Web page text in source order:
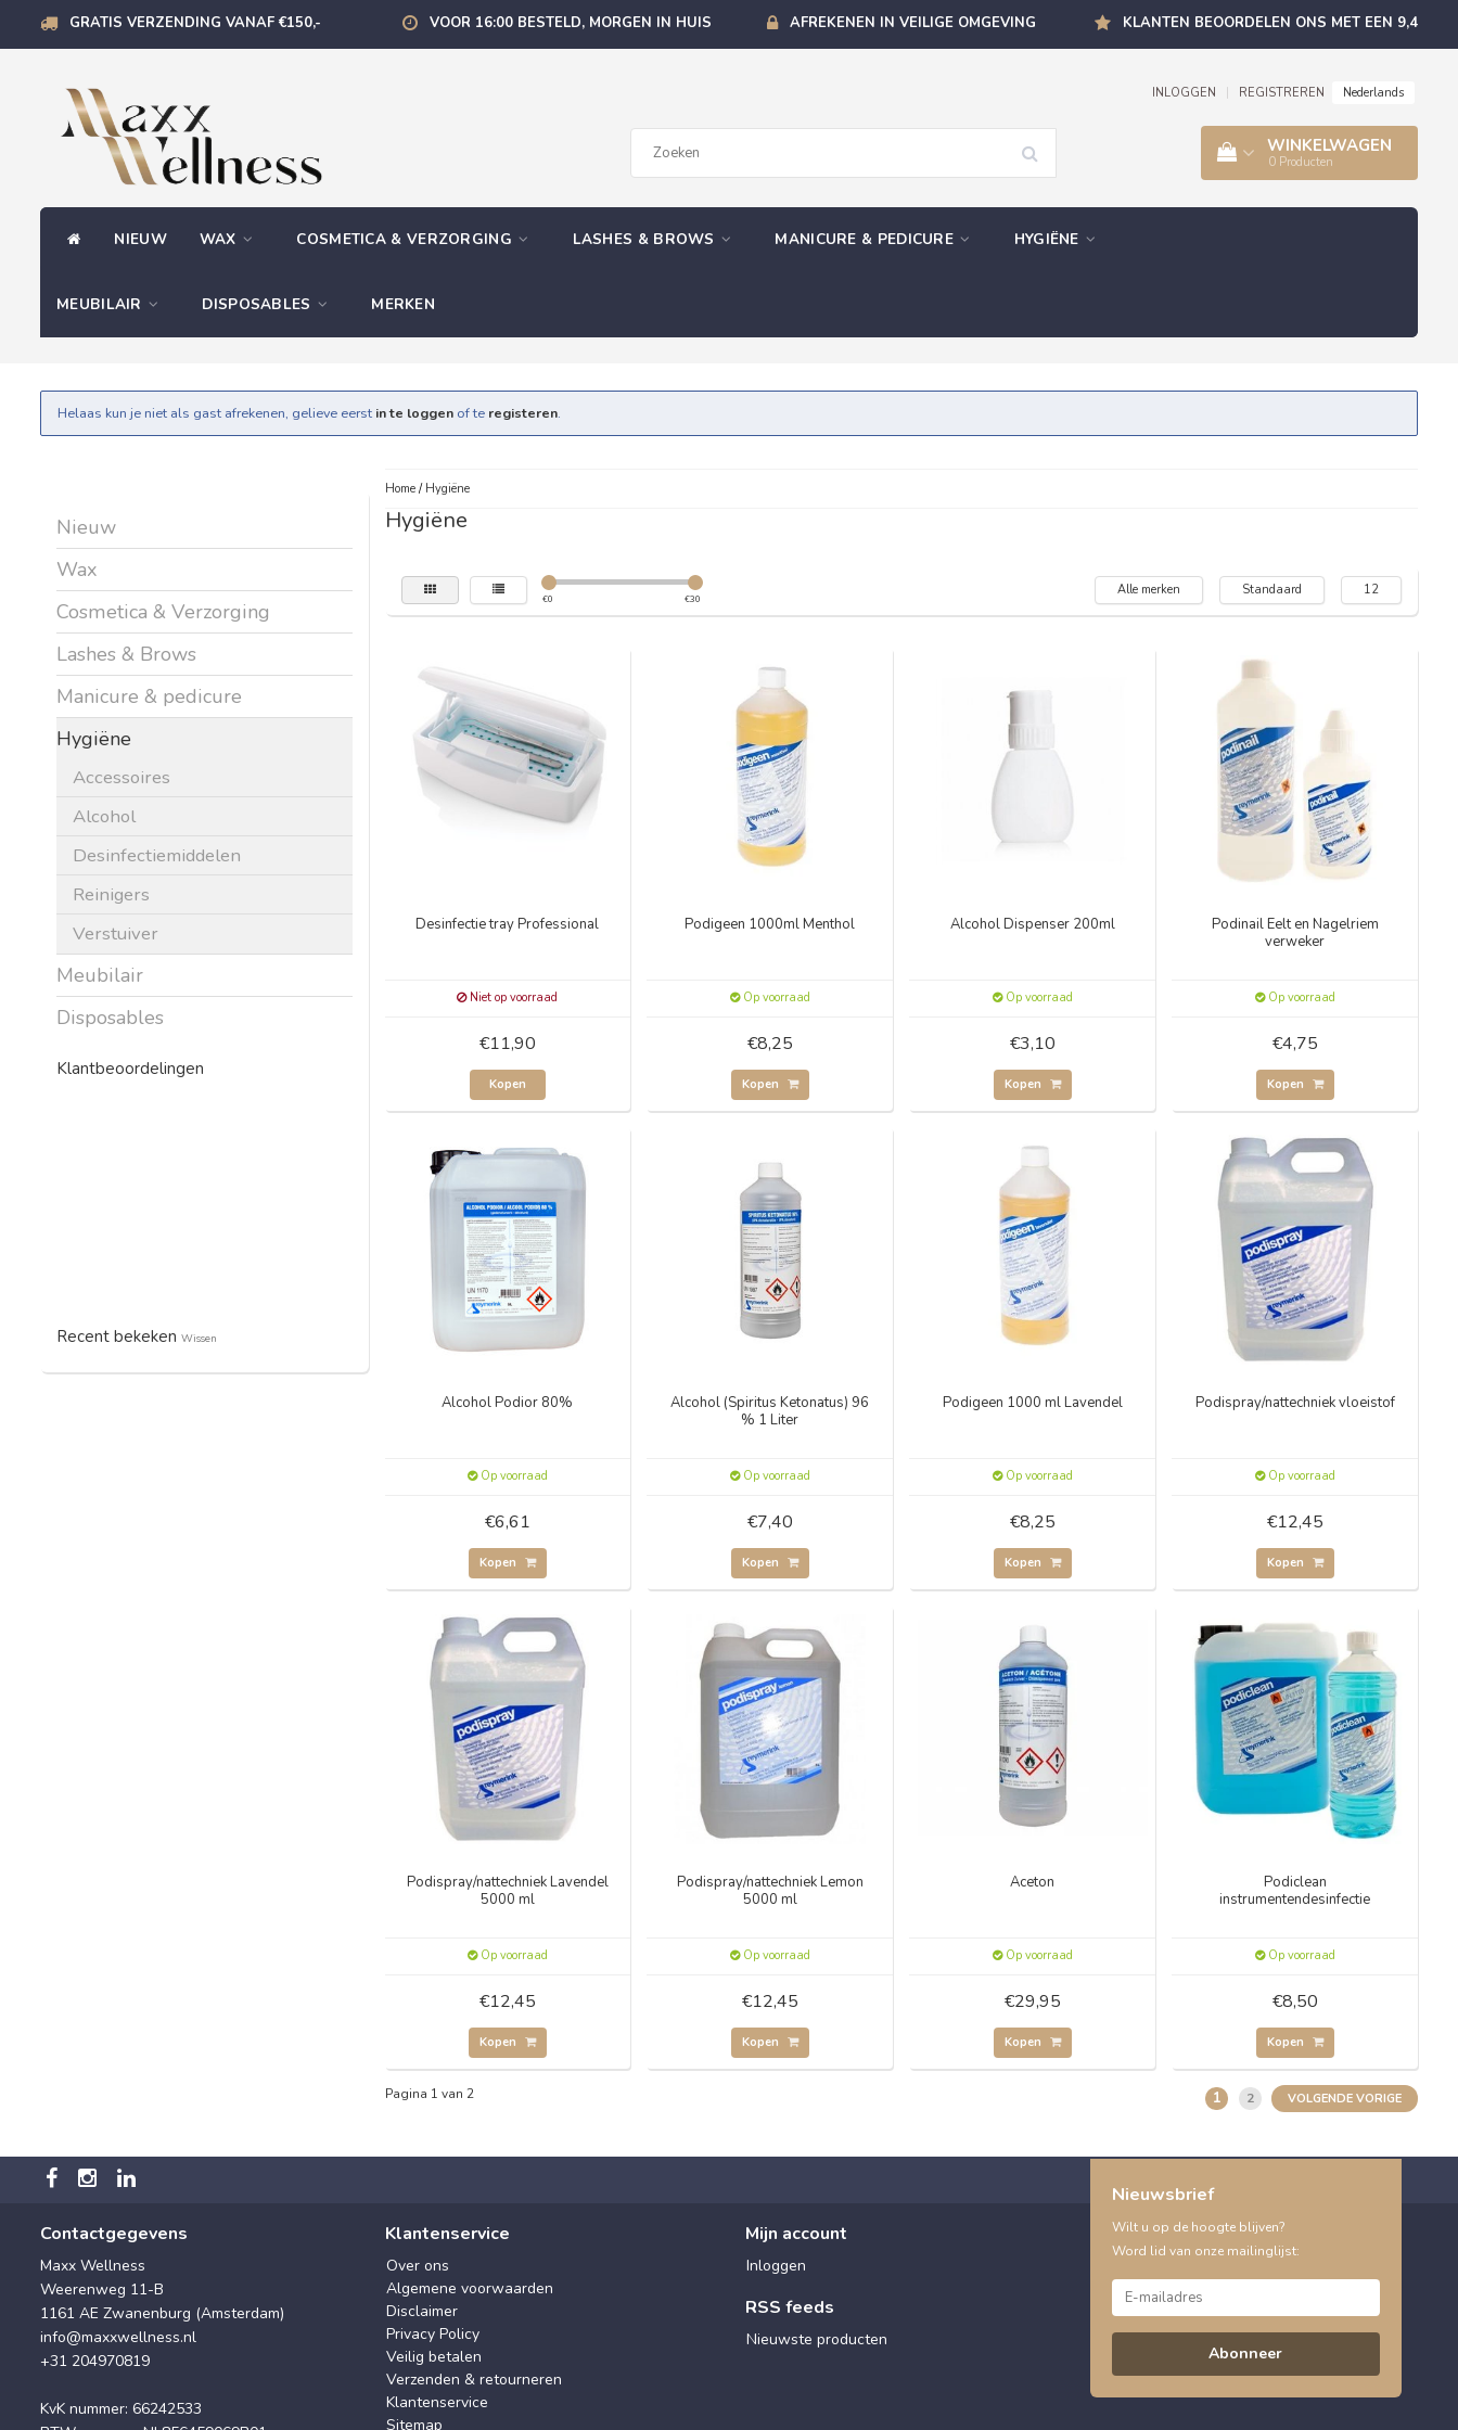
GRATIS VERZENDING VANAF €150,- VOOR 16:00 BESTELD, MORGEN IN HUIS AFREKENEN IN VEILIGE OMGEVING KLANTEN BEOORDELEN ONS MET EEN 9,4
INLOGGEN REGISTREREN Nederlands
WINKELWAGEN
0 Producten
NIEUW WAX COSMETICA & VERZORGING LASHES & BROWS MANICURE & PEDICURE HYGIËNE
MEUBILAIR DISPOSABLES MERKEN
Helaas kun je niet als gast afrekenen, gelieve eerst in te loggen of te registeren.
Nieuw
Wax
Cosmetica & Verzorging
Lashes & Brows
Manicure & pedicure
Hygiëne
Accessoires
Alcohol
Desinfectiemiddelen
Reinigers
Verstuiver
Meubilair
Disposables
Klantbeoordelingen
Recent bekeken Wissen
Home/ Hygiëne
Hygiëne
€0 €30
Alle merken Standaard 12
Desinfectie tray Professional
Niet op voorraad
€11,90
Kopen
Podigeen 1000ml Menthol
Op voorraad
€8,25
Kopen
Alcohol Dispenser 200ml
Op voorraad
€3,10
Kopen
Podinail Eelt en Nagelriem
verweker
Op voorraad
€4,75
Kopen
Alcohol Podior 80%
Op voorraad
€6,61
Kopen
Alcohol (Spiritus Ketonatus) 96
% 1 Liter
Op voorraad
€7,40
Kopen
Podigeen 1000 ml Lavendel
Op voorraad
€8,25
Kopen
Podispray/nattechniek vloeistof
Op voorraad
€12,45
Kopen
Podispray/nattechniek Lavendel
5000 ml
Op voorraad
€12,45
Kopen
Podispray/nattechniek Lemon
5000 ml
Op voorraad
€12,45
Kopen
Aceton
Op voorraad
€29,95
Kopen
Podiclean
instrumentendesinfectie
Op voorraad
€8,50
Kopen
Pagina 1 van 2 1 2 VOLGENDE VORIGE
Contactgegevens
Maxx Wellness
Weerenweg 11-B
1161 AE Zwanenburg (Amsterdam)
info@maxxwellness.nl
+31 204970819
KvK nummer: 66242533
Klantenservice
Over ons
Algemene voorwaarden
Disclaimer
Privacy Policy
Veilig betalen
Verzenden & retourneren
Klantenservice
Sitemap
Mijn account
Inloggen
RSS feeds
Nieuwste producten
Nieuwsbrief
Wilt u op de hoogte blijven?
Word lid van onze mailinglijst:
Abonneer